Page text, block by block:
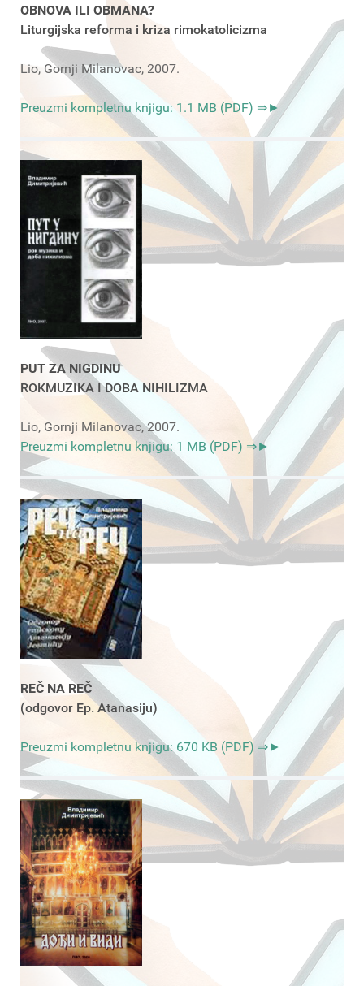
OBNOVA ILI OBMANA?
Liturgijska reforma i kriza rimokatolicizma
Lio, Gornji Milanovac, 2007.
Preuzmi kompletnu knjigu: 1.1 MB (PDF) ⇒►
PUT ZA NIGDINU
ROKMUZIKA I DOBA NIHILIZMA
Lio, Gornji Milanovac, 2007.
Preuzmi kompletnu knjigu: 1 MB (PDF) ⇒►
REČ NA REČ
(odgovor Ep. Atanasiju)
Preuzmi kompletnu knjigu: 670 KB (PDF) ⇒►